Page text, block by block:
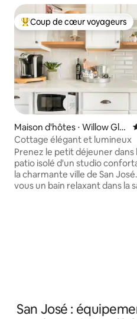
Coups de cœur voyageurs
Coup de cœur voyageurs
Maison d'hôtes ⋅ Willow Gle
n
Cottage élégant et lumineux
Prenez le petit déjeuner dans
patio isolé d'un studio
la charmante ville de San
vous un bain relaxant dans la
Kitchenette entièrement
San José :